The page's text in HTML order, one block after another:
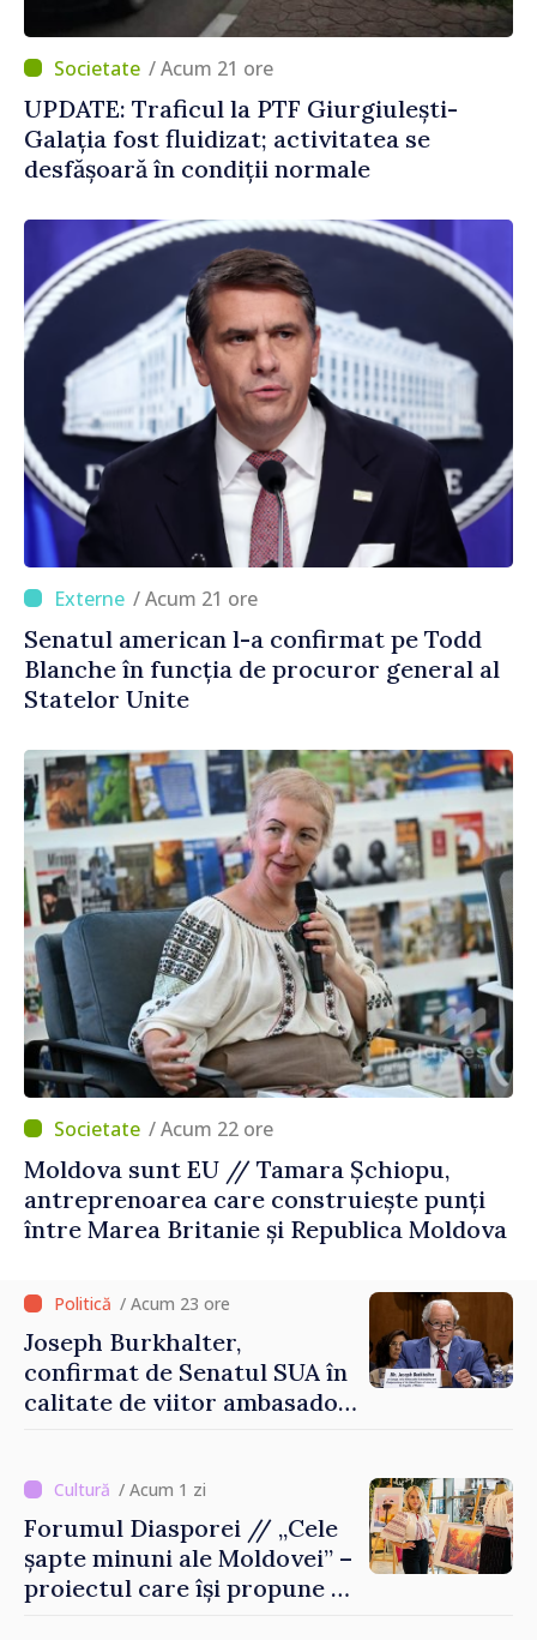
/ Acum 21 ore
UPDATE: Traficul la PTF Giurgiulești-
Galația fost fluidizat; activitatea se
desfășoară în condiții normale
/ Acum 21 ore
Senatul american l-a confirmat pe Todd
Blanche în funcția de procuror general al
Statelor Unite
/ Acum 22 ore
Moldova sunt EU // Tamara Șchiopu,
antreprenoarea care construiește punți
între Marea Britanie și Republica Moldova
/ Acum 23 ore
Joseph Burkhalter,
confirmat de Senatul SUA în
calitate de viitor ambasador
/ Acum 1 zi
Forumul Diasporei // „Cele
șapte minuni ale Moldovei” –
proiectul care își propune să